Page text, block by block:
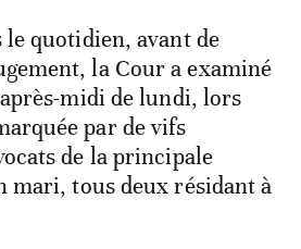
le quotidien, avant de
la Cour a examiné
midi de lundi, lors
par de vifs
de la principale
mari, tous deux résidant à